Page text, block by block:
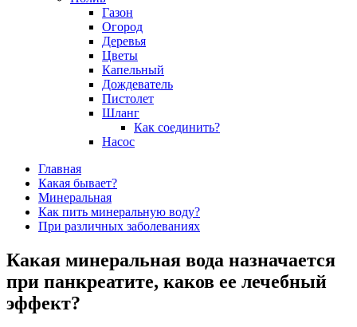
Газон
Огород
Деревья
Цветы
Капельный
Дождеватель
Пистолет
Шланг
Как соединить?
Насос
Главная
Какая бывает?
Минеральная
Как пить минеральную воду?
При различных заболеваниях
Какая минеральная вода назначается
при панкреатите, каков ее лечебный
эффект?